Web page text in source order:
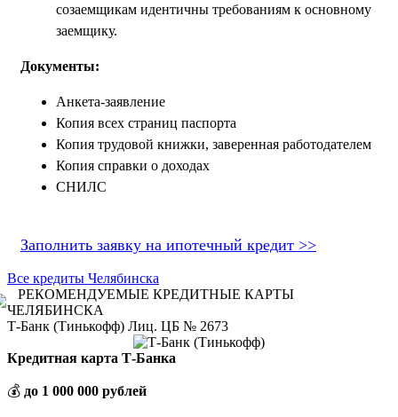
созаемщикам идентичны требованиям к основному
заемщику.
Документы:
Анкета-заявление
Копия всех страниц паспорта
Копия трудовой книжки, заверенная работодателем
Копия справки о доходах
СНИЛС
Заполнить заявку на ипотечный кредит >>
Все кредиты Челябинска
РЕКОМЕНДУЕМЫЕ КРЕДИТНЫЕ КАРТЫ
ЧЕЛЯБИНСКА
Т-Банк (Тинькофф) Лиц. ЦБ № 2673
Кредитная карта Т-Банка
💰 до 1 000 000 рублей